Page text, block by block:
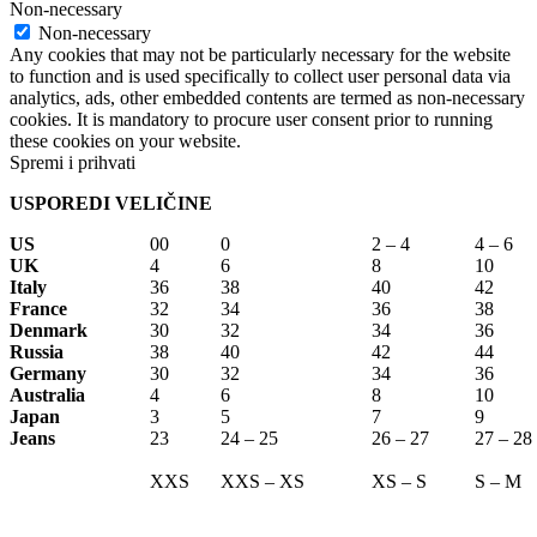
Non-necessary
Non-necessary
Any cookies that may not be particularly necessary for the website
to function and is used specifically to collect user personal data via
analytics, ads, other embedded contents are termed as non-necessary
cookies. It is mandatory to procure user consent prior to running
these cookies on your website.
Spremi i prihvati
USPOREDI VELIČINE
US
00 0 2 – 4
4 – 6
UK
4 6 8
10
Italy
36 38 40
42
France
32 34 36
38
Denmark
30 32 34
36
Russia
38 40 42
44
Germany
30 32 34
36
Australia
4 6 8
10
Japan
3 5 7
9
Jeans
23 24 – 25 26 – 27 27 – 28
XXS XXS – XS XS – S S – M